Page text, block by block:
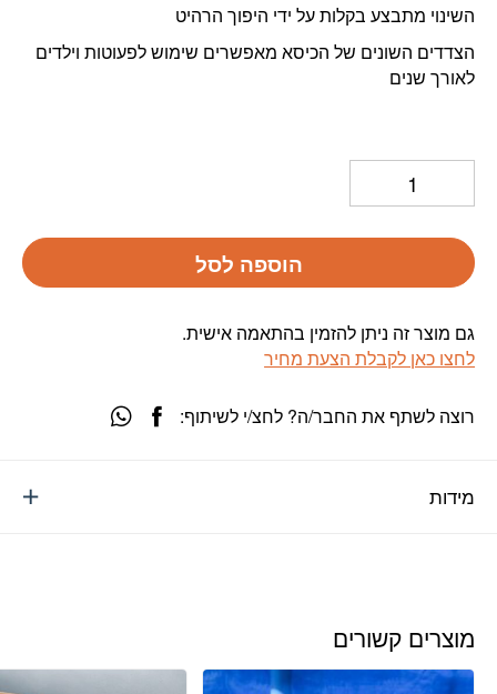
השינוי מתבצע בקלות על ידי היפוך הרהיט
הצדדים השונים של הכיסא מאפשרים שימוש לפעוטות וילדים
לאורך שנים
הוספה לסל
גם מוצר זה ניתן להזמין בהתאמה אישית.
לחצו כאן לקבלת הצעת מחיר
מידות
רוצה לשתף את החבר/ה? לחצ/י לשיתוף:
מוצרים קשורים